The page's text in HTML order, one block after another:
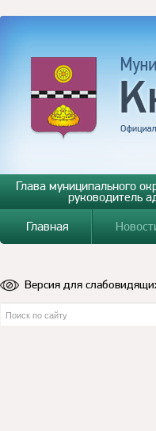
Глава муниципального
руководитель
Главная
Версия для